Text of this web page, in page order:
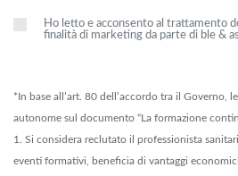
Ho letto e acconsento al trattamento
finalità di marketing da parte di ble &
*In base all’art. 80 dell’accordo tra il Governo,
autonome sul documento “La formazione
1. Si considera reclutato il professionista
eventi formativi, beneficia di vantaggi